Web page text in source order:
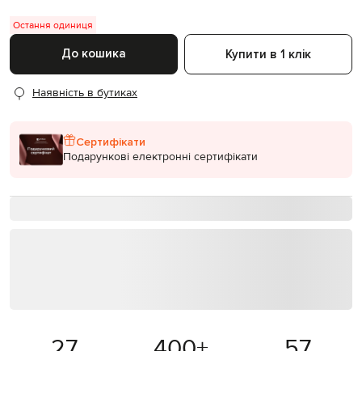
Остання одиниця
До кошика Купити в 1 клік
Наявність в бутиках
Сертифікати
Подарункові електронні сертифікати
27 400+ 57